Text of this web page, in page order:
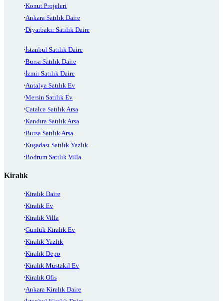
Konut Projeleri
Ankara Satılık Daire
Diyarbakır Satılık Daire
İstanbul Satılık Daire
Bursa Satılık Daire
İzmir Satılık Daire
Antalya Satılık Ev
Mersin Satılık Ev
Çatalca Satılık Arsa
Kandıra Satılık Arsa
Bursa Satılık Arsa
Kuşadası Satılık Yazlık
Bodrum Satılık Villa
Kiralık
Kiralık Daire
Kiralık Ev
Kiralık Villa
Günlük Kiralık Ev
Kiralık Yazlık
Kiralık Depo
Kiralık Müstakil Ev
Kiralık Ofis
Ankara Kiralık Daire